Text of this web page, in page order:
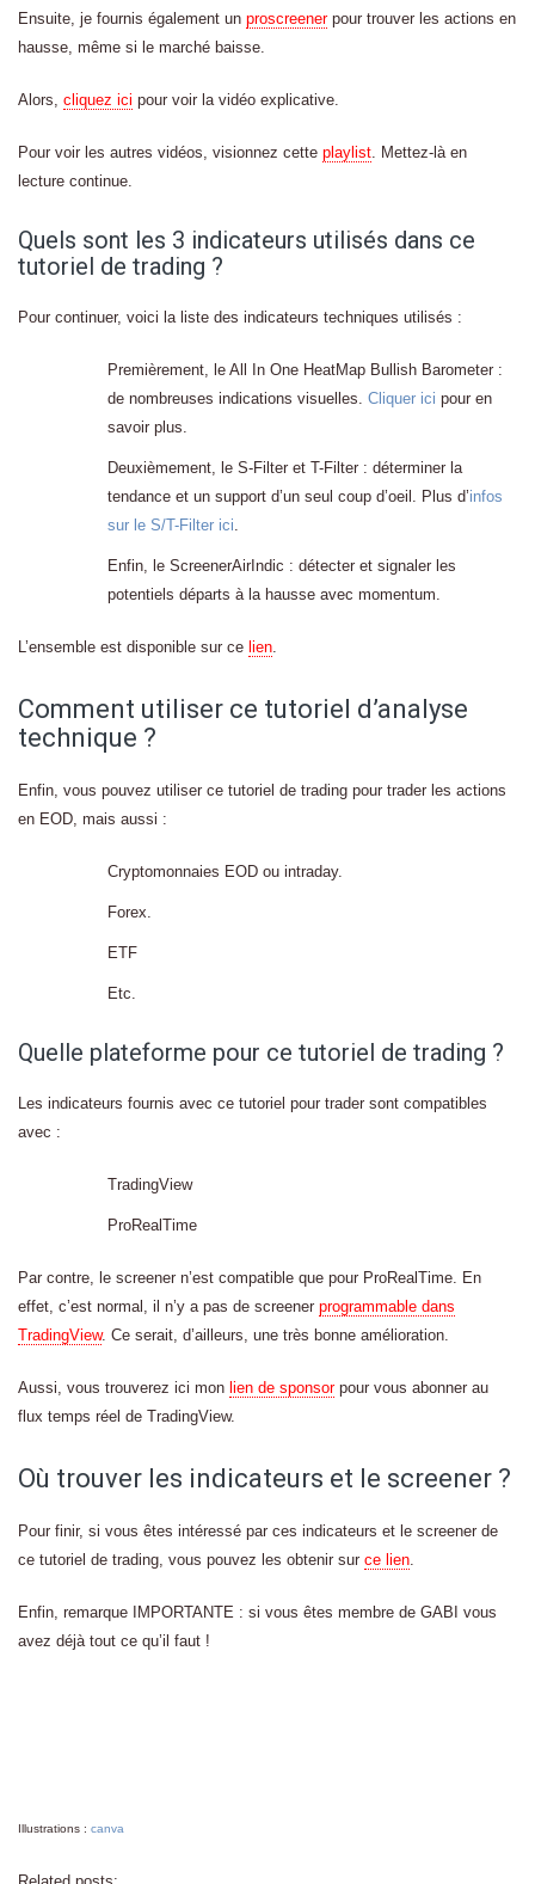
Ensuite, je fournis également un proscreenerpour trouver les actions en
hausse, même si le marché baisse.
Alors, cliquez ici pour voir la vidéo explicative.
Pour voir les autres vidéos, visionnez cette playlist. Mettez-là en
lecture continue.
Quels sont les 3 indicateurs utilisés dans ce
tutoriel de trading ?
Pour continuer, voici la liste des indicateurs techniques utilisés :
Premièrement, le All In One HeatMap Bullish Barometer :
de nombreuses indications visuelles. Cliquer ici pour en
savoir plus.
Deuxièmement, le S-Filter et T-Filter : déterminer la
tendance et un support d’un seul coup d’oeil. Plus d’infos
sur le S/T-Filter ici.
Enfin, le ScreenerAirIndic : détecter et signaler les
potentiels départs à la hausse avec momentum.
L’ensemble est disponible sur ce lien.
Comment utiliser ce tutoriel d’analyse
technique ?
Enfin, vous pouvez utiliser ce tutoriel de trading pour trader les actions
en EOD, mais aussi :
Cryptomonnaies EOD ou intraday.
Forex.
ETF
Etc.
Quelle plateforme pour ce tutoriel de trading ?
Les indicateurs fournis avec ce tutoriel pour trader sont compatibles
avec :
TradingView
ProRealTime
Par contre, le screener n’est compatible que pour ProRealTime. En
effet, c’est normal, il n’y a pas de screener programmable dans
TradingView. Ce serait, d’ailleurs, une très bonne amélioration.
Aussi, vous trouverez ici mon lien de sponsorpour vous abonner au
flux temps réel de TradingView.
Où trouver les indicateurs et le screener ?
Pour finir, si vous êtes intéressé par ces indicateurs et le screener de
ce tutoriel de trading, vous pouvez les obtenir sur ce lien.
Enfin, remarque IMPORTANTE : si vous êtes membre de GABI vous
avez déjà tout ce qu’il faut !
Illustrations : canva